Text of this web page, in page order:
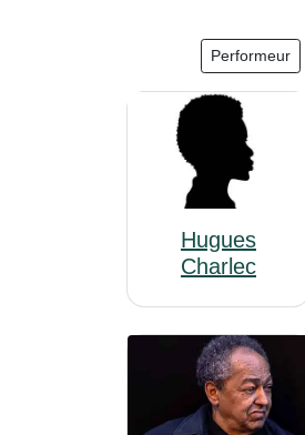
Performeur
Hugues
Charlec